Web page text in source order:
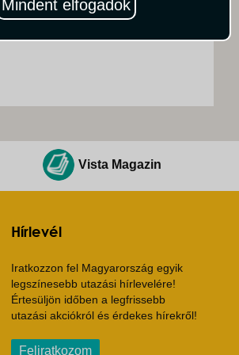
Mindent elfogadok
Vista Magazin
Hírlevél
Iratkozzon fel Magyarország egyik
legszínesebb utazási hírlevelére!
Értesüljön időben a legfrissebb
utazási akciókról és érdekes hírekről!
Feliratkozom